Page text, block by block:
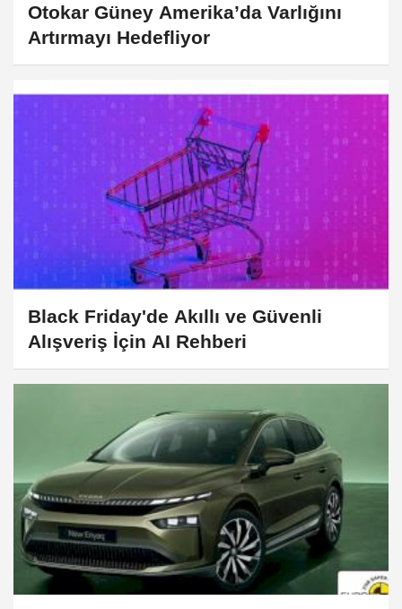
Otokar Güney Amerika’da Varlığını
Artırmayı Hedefliyor
Black Friday'de Akıllı ve Güvenli
Alışveriş İçin AI Rehberi